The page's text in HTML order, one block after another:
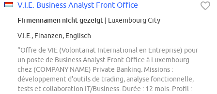
V.I.E. Business Analyst Front Office
Firmennamen nicht gezeigt | Luxembourg City
V.I.E., Finanzen, Englisch
“Offre de VIE (Volontariat International en Entreprise) pour
un poste de Business Analyst Front Office à Luxembourg
chez (COMPANY NAME) Private Banking. Missions :
développement d'outils de trading, analyse fonctionnelle,
tests et collaboration IT/Business. Durée : 12 mois. Profil :